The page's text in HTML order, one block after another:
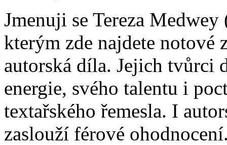
Jmenuji se Tereza
kterým zde najdete notové
autorská díla. Jejich tvůrci
energie, svého talentu i
textařského řemesla. I
zaslouží férové